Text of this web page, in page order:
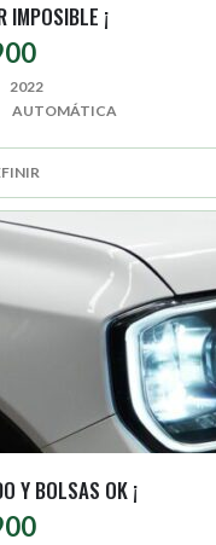
IMPOSIBLE ¡
2022
AUTOMÁTICA
Y BOLSAS OK ¡